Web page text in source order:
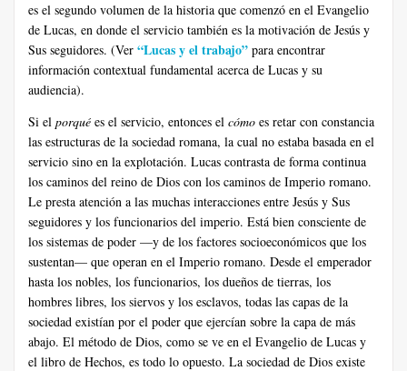
es el segundo volumen de la historia que comenzó en el Evangelio
de Lucas, en donde el servicio también es la motivación de Jesús y
Sus seguidores. (Ver “Lucas y el trabajo” para encontrar
información contextual fundamental acerca de Lucas y su
audiencia).
Si el porqué es el servicio, entonces el cómo es retar con constancia
las estructuras de la sociedad romana, la cual no estaba basada en el
servicio sino en la explotación. Lucas contrasta de forma continua
los caminos del reino de Dios con los caminos de Imperio romano.
Le presta atención a las muchas interacciones entre Jesús y Sus
seguidores y los funcionarios del imperio. Está bien consciente de
los sistemas de poder —y de los factores socioeconómicos que los
sustentan— que operan en el Imperio romano. Desde el emperador
hasta los nobles, los funcionarios, los dueños de tierras, los
hombres libres, los siervos y los esclavos, todas las capas de la
sociedad existían por el poder que ejercían sobre la capa de más
abajo. El método de Dios, como se ve en el Evangelio de Lucas y
el libro de Hechos, es todo lo opuesto. La sociedad de Dios existe